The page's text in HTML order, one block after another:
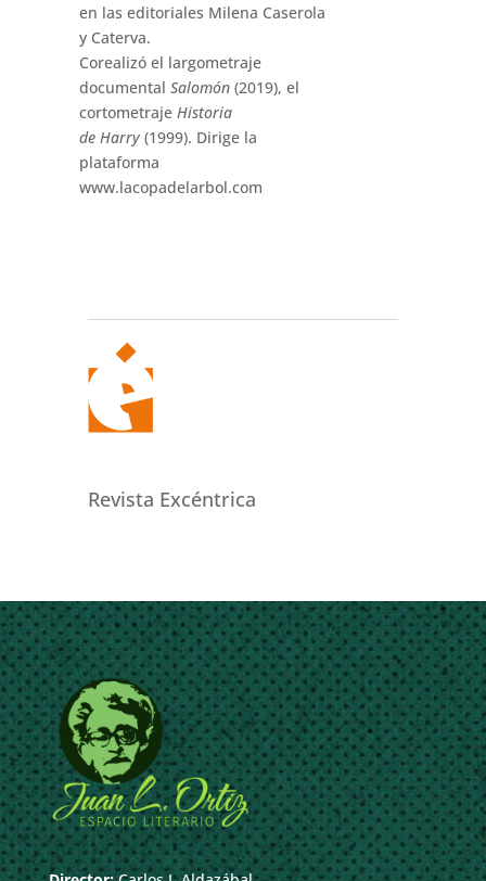
en las editoriales Milena Caserola
y Caterva.
Corealizó el largometraje
documentalSalomón (2019), el
cortometraje Historia
de Harry (1999). Dirige la
plataforma
www.lacopadelarbol.com
Revista Excéntrica